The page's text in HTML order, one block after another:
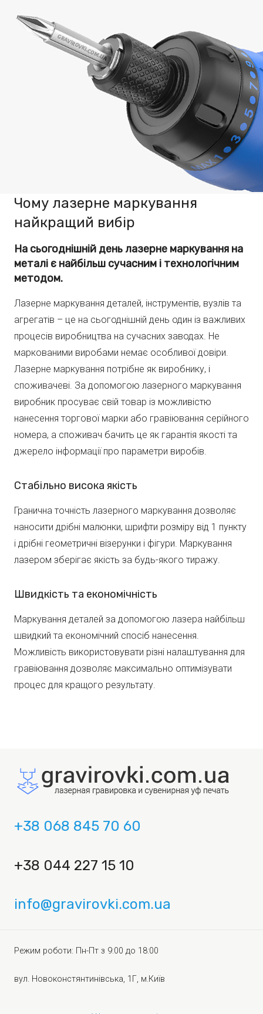
Чому лазерне маркування
найкращий вибір
На сьогоднішній день лазерне маркування на
металі є найбільш сучасним і технологічним
методом.
Лазерне маркування деталей, інструментів, вузлів та
агрегатів – це на сьогоднішній день один із важливих
процесів виробництва на сучасних заводах. Не
маркованими виробами немає особливої ​​довіри.
Лазерне маркування потрібне як виробнику, і
споживачеві. За допомогою лазерного маркування
виробник просуває свій товар із можливістю
нанесення торгової марки або гравіювання серійного
номера, а споживач бачить це як гарантія якості та
джерело інформації про параметри виробів.
Стабільно висока якість
Гранична точність лазерного маркування дозволяє
наносити дрібні малюнки, шрифти розміру від 1 пункту
і дрібні геометричні візерунки і фігури. Маркування
лазером зберігає якість за будь-якого тиражу.
Швидкість та економічність
Маркування деталей за допомогою лазера найбільш
швидкий та економічний спосіб нанесення.
Можливість використовувати різні налаштування для
гравіювання дозволяє максимально оптимізувати
процес для кращого результату.
+38 068 845 70 60
+38 044 227 15 10
info@gravirovki.com.ua
Режим роботи: Пн-Пт з 9:00 до 18:00
вул. Новоконстянтинівська, 1Г, м.Київ